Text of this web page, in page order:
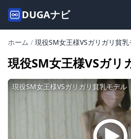
DUGAナビ
ホーム / 現役SM女王様VSガリガリ貧
現役SM女王様VSガリ